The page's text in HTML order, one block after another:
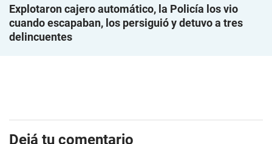
Explotaron cajero automático, la Policía los vio
cuando escapaban, los persiguió y detuvo a tres
delincuentes
Dejá tu comentario